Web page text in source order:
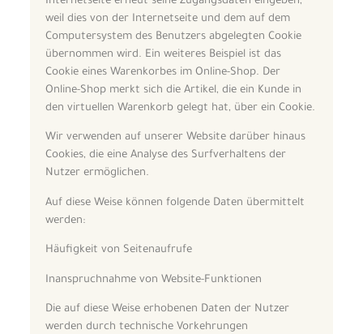
weil dies von der Internetseite und dem auf dem
Computersystem des Benutzers abgelegten Cookie
übernommen wird. Ein weiteres Beispiel ist das
Cookie eines Warenkorbes im Online-Shop. Der
Online-Shop merkt sich die Artikel, die ein Kunde in
den virtuellen Warenkorb gelegt hat, über ein Cookie.
Wir verwenden auf unserer Website darüber hinaus
Cookies, die eine Analyse des Surfverhaltens der
Nutzer ermöglichen.
Auf diese Weise können folgende Daten übermittelt
werden:
Häufigkeit von Seitenaufrufe
Inanspruchnahme von Website-Funktionen
Die auf diese Weise erhobenen Daten der Nutzer
werden durch technische Vorkehrungen